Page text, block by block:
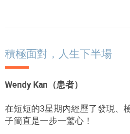
積極面對，人生下半場
Wendy Kan（患者）
在短短的3星期內經歷了發現、
子簡直是一步一驚心！